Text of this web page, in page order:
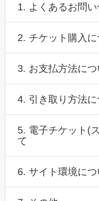
1. よくあるお問
2. チケット購入に
3. お支払方法につ
4. 引き取り方法に
5. 電子チケット(
て
6. サイト環境につ